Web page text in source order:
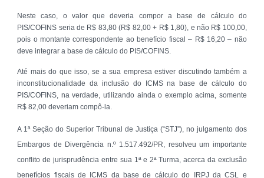
Neste caso, o valor que deveria compor a base de cálculo do
PIS/COFINS seria de R$ 83,80 (R$ 82,00 + R$ 1,80), e não R$ 100,00,
pois o montante correspondente ao benefício fiscal – R$ 16,20 – não
deve integrar a base de cálculo do PIS/COFINS.
Até mais do que isso, se a sua empresa estiver discutindo também a
inconstitucionalidade da inclusão do ICMS na base de cálculo do
PIS/COFINS, na verdade, utilizando ainda o exemplo acima, somente
R$ 82,00 deveriam compô-la.
A 1ª Seção do Superior Tribunal de Justiça (“STJ”), no julgamento dos
Embargos de Divergência n.º 1.517.492/PR, resolveu um importante
conflito de jurisprudência entre sua 1ª e 2ª Turma, acerca da exclusão
benefícios fiscais de ICMS da base de cálculo do IRPJ da CSL e